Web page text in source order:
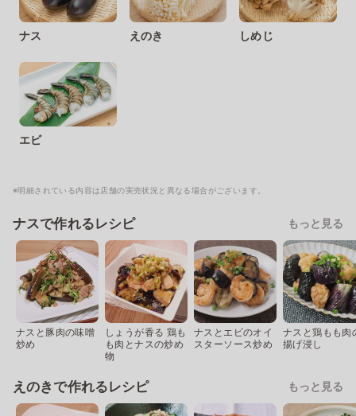
ナス えのき しめじ
エビ
※明細されている内容は店舗の実売状況と異なる場合がございます。
ナスで作れるレシピ もっと見る
ナスと豚肉の味噌
炒め
しょうが香る 鶏も
も肉とナスの炒め
物
ナスとエビのオイ
スターソース炒め
ナスと鶏もも肉
揚げ浸し
えのきで作れるレシピ もっと見る